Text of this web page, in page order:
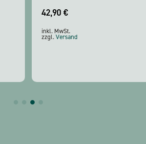
42,90 €
inkl. MwSt.
zzgl.Versand